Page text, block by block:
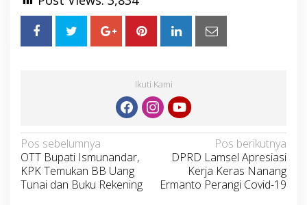
Ikuti Kami
Navigasi
pos
Pos sebelumnya
OTT Bupati Ismunandar,
KPK Temukan BB Uang
Tunai dan Buku Rekening
Pos berikutnya
DPRD Lamsel Apresiasi
Kerja Keras Nanang
Ermanto Perangi Covid-19